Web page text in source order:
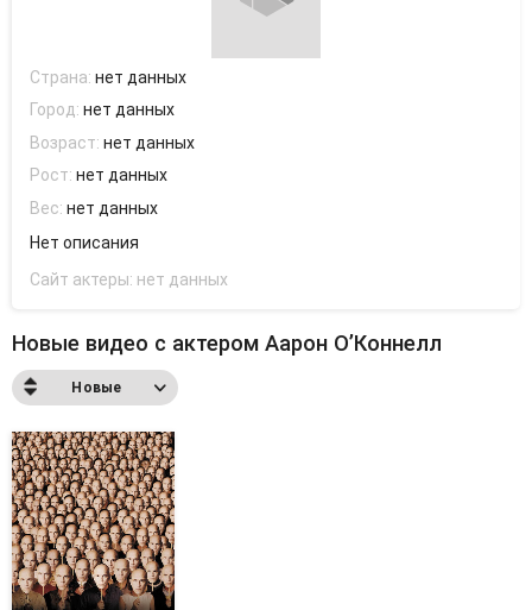
Страна:нет данных
Город:нет данных
Возраст:нет данных
Рост:нет данных
Вес:нет данных
Нет описания
Сайт актеры: нет данных
Новые видео с актером Аарон О’Коннелл
Новые